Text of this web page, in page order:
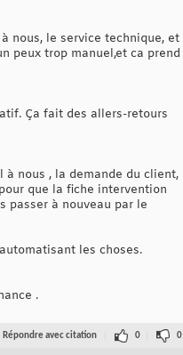
nous, le service technique, et
peux trop manuel,et ca prend
Ça fait des allers-retours
nous , la demande du client,
que la fiche intervention
passer à nouveau par le
les choses.
.
Répondre avec citation 0 0